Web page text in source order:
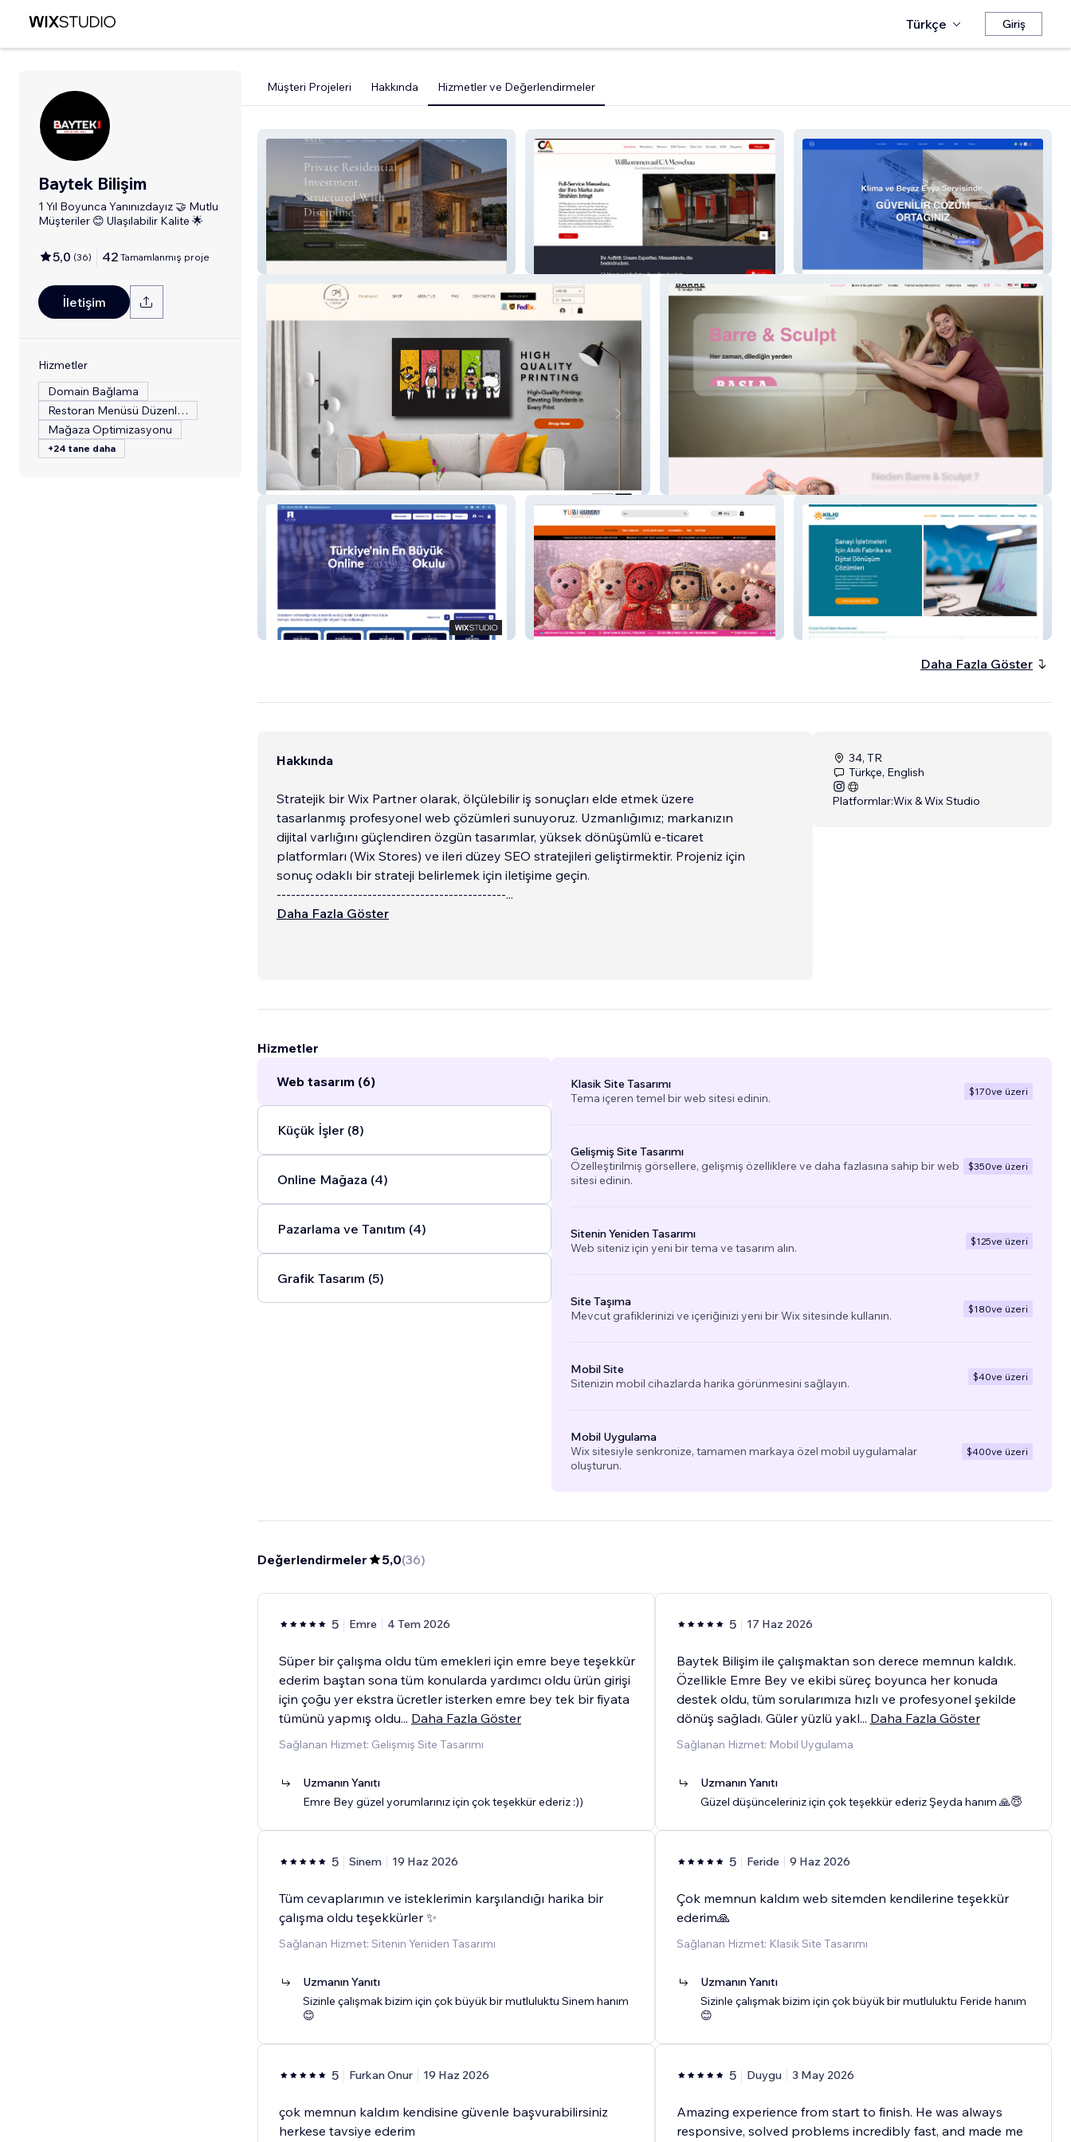
Türkçe Giriş
Baytek Bilişim
1 Yıl Boyunca Yanınızdayız 🤝 Mutlu
Müşteriler 😊 Ulaşılabilir Kalite 🌟
5,0 (36) 42 Tamamlanmış proje
İletişim
Hizmetler
Domain Bağlama
Restoran Menüsü Düzenleme
Mağaza Optimizasyonu
+24 tane daha
Müşteri Projeleri Hakkında Hizmetler ve Değerlendirmeler
SATUPM CA Messebau
PanshopArt
GEÇER PİYON Yubi Harmony Kılıç Endustri
Daha Fazla Göster
Hakkında
Stratejik bir Wix Partner olarak, ölçülebilir iş sonuçları elde etmek üzere
tasarlanmış profesyonel web çözümleri sunuyoruz. Uzmanlığımız; markanızın
dijital varlığını güçlendiren özgün tasarımlar, yüksek dönüşümlü e-ticaret
platformları (Wix Stores) ve ileri düzey SEO stratejileri geliştirmektir. Projeniz için
sonuç odaklı bir strateji belirlemek için iletişime geçin.
------------------------------------------------...
Daha Fazla Göster
34, TR
Türkçe, English
Platformlar:Wix & Wix Studio
Hizmetler
Web tasarım (6)
Küçük İşler (8)
Online Mağaza (4)
Pazarlama ve Tanıtım (4)
Grafik Tasarım (5)
Klasik Site Tasarımı
Tema içeren temel bir web sitesi edinin.
$170ve üzeri
Gelişmiş Site Tasarımı
Özelleştirilmiş görsellere, gelişmiş özelliklere ve daha fazlasına sahip bir web
sitesi edinin.
$350ve üzeri
Sitenin Yeniden Tasarımı
Web siteniz için yeni bir tema ve tasarım alın.
$125ve üzeri
Site Taşıma
Mevcut grafiklerinizi ve içeriğinizi yeni bir Wix sitesinde kullanın.
$180ve üzeri
Mobil Site
Sitenizin mobil cihazlarda harika görünmesini sağlayın.
$40ve üzeri
Mobil Uygulama
Wix sitesiyle senkronize, tamamen markaya özel mobil uygulamalar
oluşturun.
$400ve üzeri
Değerlendirmeler 5,0(36)
5 Emre 4 Tem 2026
Süper bir çalışma oldu tüm emekleri için emre beye teşekkür
ederim baştan sona tüm konularda yardımcı oldu ürün girişi
için çoğu yer ekstra ücretler isterken emre bey tek bir fiyata
tümünü yapmış oldu... Daha Fazla Göster
Sağlanan Hizmet: Gelişmiş Site Tasarımı
Uzmanın Yanıtı
Emre Bey güzel yorumlarınız için çok teşekkür ederiz :))
5 Sinem 19 Haz 2026
Tüm cevaplarımın ve isteklerimin karşılandığı harika bir
çalışma oldu teşekkürler ✨
Sağlanan Hizmet: Sitenin Yeniden Tasarımı
Uzmanın Yanıtı
Sizinle çalışmak bizim için çok büyük bir mutluluktu Sinem hanım
😊
5 Furkan Onur 19 Haz 2026
çok memnun kaldım kendisine güvenle başvurabilirsiniz
herkese tavsiye ederim
5 17 Haz 2026
Baytek Bilişim ile çalışmaktan son derece memnun kaldık.
Özellikle Emre Bey ve ekibi süreç boyunca her konuda
destek oldu, tüm sorularımıza hızlı ve profesyonel şekilde
dönüş sağladı. Güler yüzlü yakl... Daha Fazla Göster
Sağlanan Hizmet: Mobil Uygulama
Uzmanın Yanıtı
Güzel düşünceleriniz için çok teşekkür ederiz Şeyda hanım 🙏😇
5 Feride 9 Haz 2026
Çok memnun kaldım web sitemden kendilerine teşekkür
ederim🙏
Sağlanan Hizmet: Klasik Site Tasarımı
Uzmanın Yanıtı
Sizinle çalışmak bizim için çok büyük bir mutluluktu Feride hanım
😊
5 Duygu 3 May 2026
Amazing experience from start to finish. He was always
responsive, solved problems incredibly fast, and made me